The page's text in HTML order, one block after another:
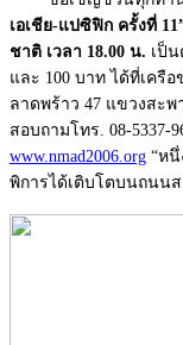
เอเชีย-แปซิฟิก ครั้งที่
ชาติ เวลา 18.00 น. เป็
และ 100 บาท ได้ที่เครื
ลาดพร้าว 47 แขวงสะพ
สอบถามโทร. 08-5337-
www.nmad2006.org “ห
พิการได้เติบโตบนถนน